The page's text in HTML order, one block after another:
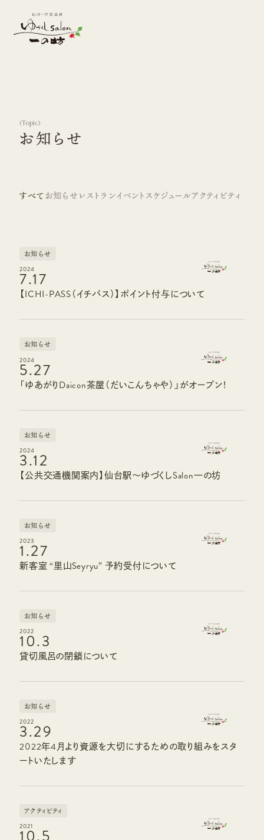
(Topic)
お知らせ
すべて アクティビティ
イベントスケジュール
お知らせレストラン
お知らせ
2024
7.17
【ICHI-PASS（イチパス）】ポイント付与について
お知らせ
2024
5.27
「ゆあがりDaicon茶屋（だいこんちゃや）」がオープン！
お知らせ
2024
3.12
【公共交通機関案内】仙台駅～ゆづくしSalon一の坊
お知らせ
2023
1.27
新客室 “里山Seyryu” 予約受付について
お知らせ
2022
10.3
貸切風呂の閉鎖について
お知らせ
2022
3.29
2022年4月より資源を大切にするための取り組みをスタ
ートいたします
アクティビティ
2021